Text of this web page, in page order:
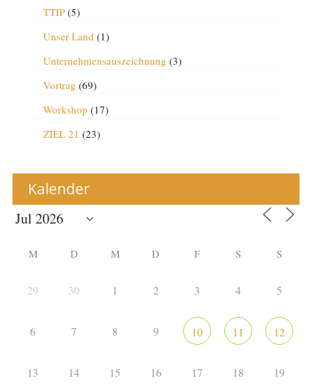
TTIP(5)
Unser Land (1)
Unternehmensauszeichnung (3)
Vortrag (69)
Workshop (17)
ZIEL 21 (23)
Kalender
M D M D F S S
29 30 1 2 3 4 5
6 7 8 9 10 11 12
13 14 15 16 17 18 19